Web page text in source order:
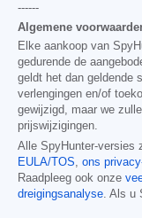
------
Algemene
Elke aankoop van
gedurende de
geldt het dan geldende
verlengingen en/of
gewijzigd, maar we
prijswijzigingen.
Alle SpyHunter-versies
EULA/TOS
ons
Raadpleeg ook onze
dreigingsanalyse . Als